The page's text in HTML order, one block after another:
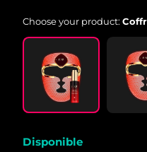
Choose your product:
Disponible